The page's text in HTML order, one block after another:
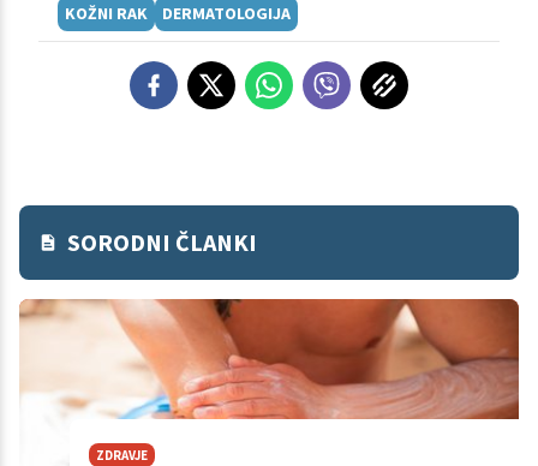
KOŽNI RAK DERMATOLOGIJA
SORODNI ČLANKI
ZDRAVJE